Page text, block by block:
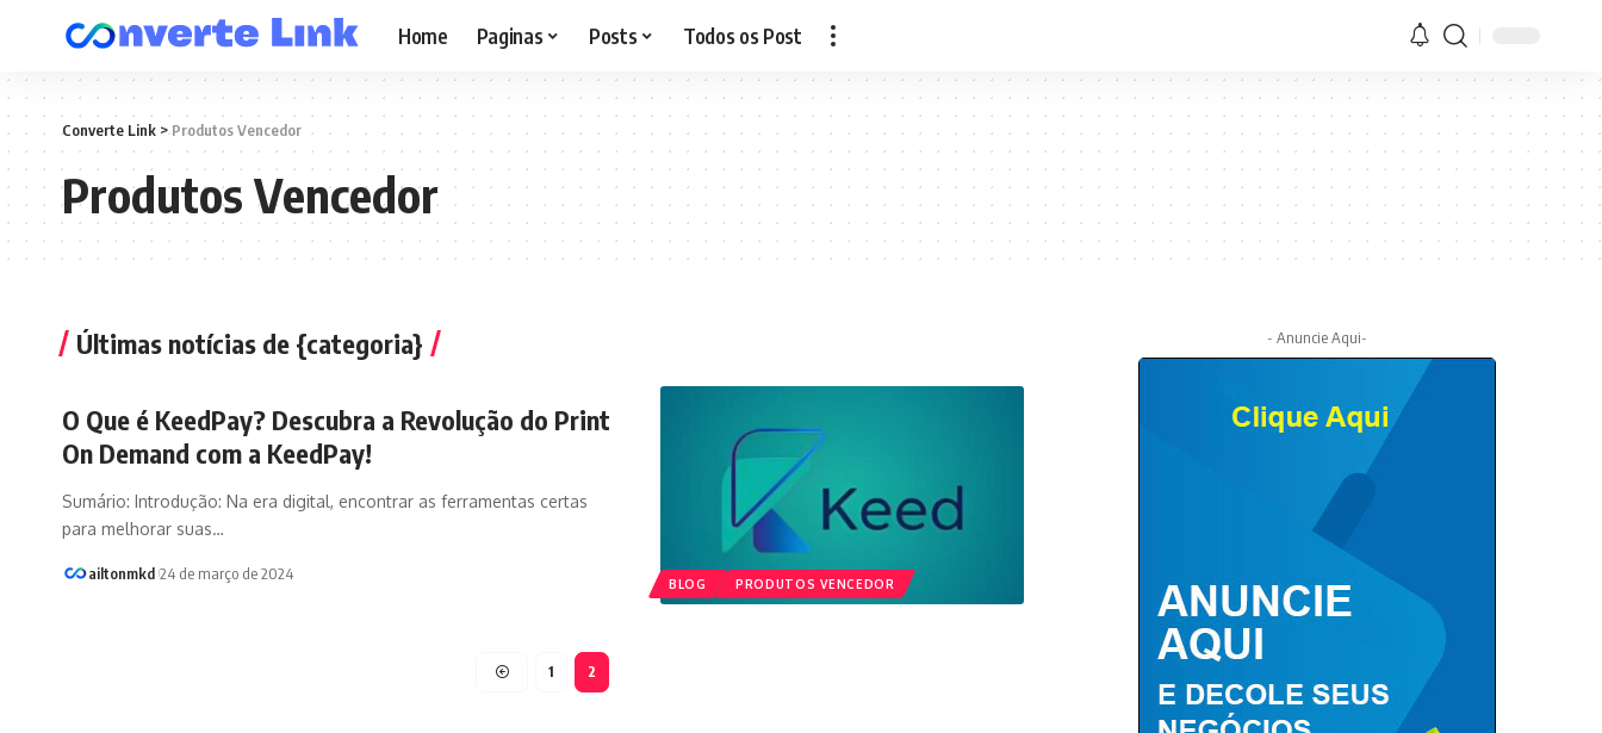
Home Paginas Posts Todos os Post
Converte Link >Produtos Vencedor
Produtos Vencedor
Últimas notícias de {categoria}
BLOG PRODUTOS VENCEDOR
O Que é KeedPay? Descubra a Revolução do Print
On Demand com a KeedPay!
Sumário: Introdução: Na era digital, encontrar as ferramentas certas
para melhorar suas…
ailtonmkd 24 de março de 2024
1 2
- Anuncie Aqui-